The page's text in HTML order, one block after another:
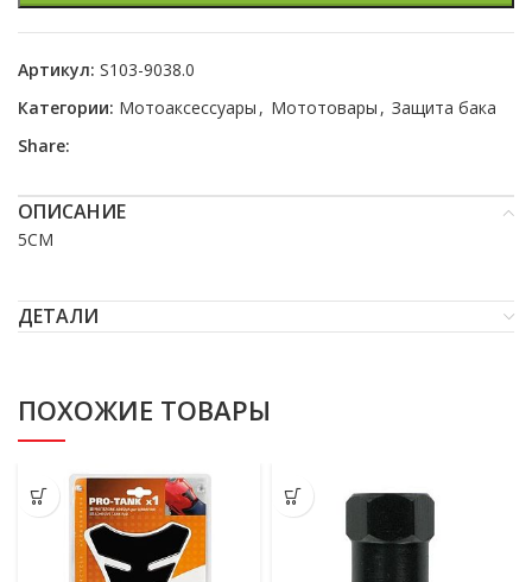
Артикул: S103-9038.0
Категории: Мотоаксессуары , Мототовары , Защита бака
Share:
ОПИСАНИЕ
5CM
ДЕТАЛИ
ПОХОЖИЕ ТОВАРЫ